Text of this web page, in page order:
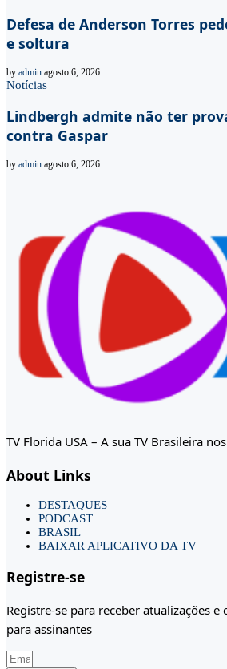
Defesa de Anderson Torres
e soltura
by admin agosto 6, 2026
Notícias
Lindbergh admite não ter
contra Gaspar
by admin agosto 6, 2026
TV Florida USA – A sua TV Brasileira
About Links
DESTAQUES
PODCAST
BRASIL
BAIXAR APLICATIVO DA TV
Registre-se
Registre-se para receber atualizações
para assinantes